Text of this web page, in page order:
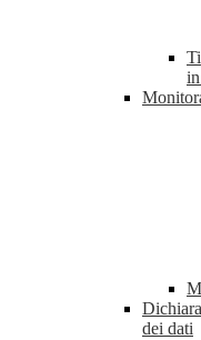
dei dati